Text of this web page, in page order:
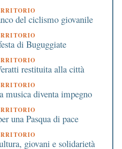
del ciclismo giovanile
di Buguggiate
restituita alla città
musica diventa impegno
una Pasqua di pace
giovani e solidarietà